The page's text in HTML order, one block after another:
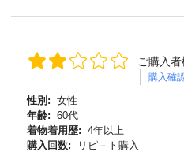
ご購入者
購入確
性別: 女性
年齢: 60代
着物着用歴: 4年以上
購入回数:
リピ－ト購入